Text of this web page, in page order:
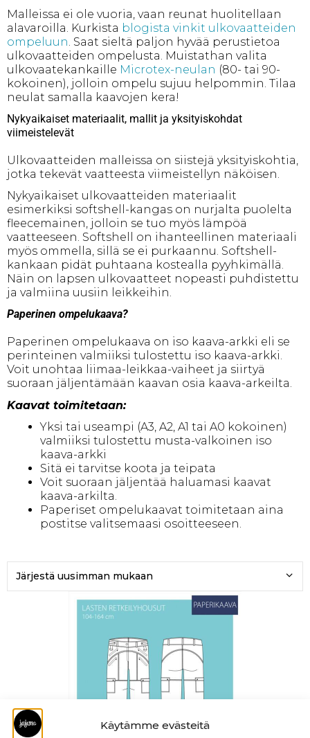
Käytämme evästeitä
Malleissa ei ole vuoria, vaan reunat huolitellaan
alavaroilla. Kurkista blogista vinkit ulkovaatteiden
ompeluun . Saat sieltä paljon hyvää perustietoa
ulkovaatteiden ompelusta. Muistathan valita
ulkovaatekankaille Microtex-neulan (80- tai 90-
kokoinen), jolloin ompelu sujuu helpommin. Tilaa
neulat samalla kaavojen kera!
Nykyaikaiset materiaalit, mallit ja yksityiskohdat
viimeistelevät
Ulkovaatteiden malleissa on siistejä yksityiskohtia,
jotka tekevät vaatteesta viimeistellyn näköisen.
Nykyaikaiset ulkovaatteiden materiaalit
esimerkiksi softshell-kangas on nurjalta puolelta
fleecemainen, jolloin se tuo myös lämpöä
vaatteeseen. Softshell on ihanteellinen materiaali
myös ommella, sillä se ei purkaannu. Softshell-
kankaan pidät puhtaana kostealla pyyhkimällä.
Näin on lapsen ulkovaatteet nopeasti puhdistettu
ja valmiina uusiin leikkeihin.
Paperinen ompelukaava?
Paperinen ompelukaava on iso kaava-arkki eli se
perinteinen valmiiksi tulostettu iso kaava-arkki.
Voit unohtaa liimaa-leikkaa-vaiheet ja siirtyä
suoraan jäljentämään kaavan osia kaava-arkeilta.
Kaavat toimitetaan:
Yksi tai useampi (A3, A2, A1 tai A0 kokoinen)
valmiiksi tulostettu musta-valkoinen iso
kaava-arkki
Sitä ei tarvitse koota ja teipata
Voit suoraan jäljentää haluamasi kaavat
kaava-arkilta.
Paperiset ompelukaavat toimitetaan aina
postitse valitsemaasi osoitteeseen.